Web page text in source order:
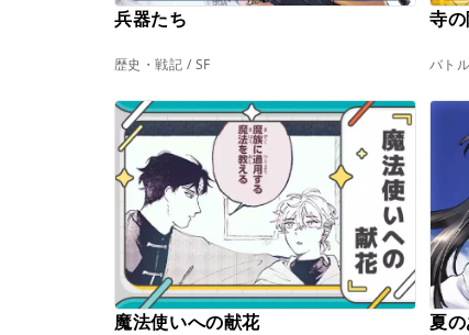
兵器たち
歴史・戦記 / SF
寺
バト
魔法使いへの献花 夏の